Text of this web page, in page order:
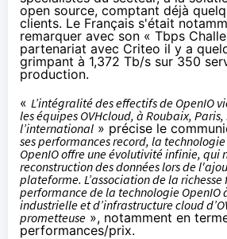
open source, comptant déjà
clients. Le Français s'était
remarquer avec son « Tbps
partenariat avec Criteo il y a
grimpant à 1,372 Tb/s sur 350
production.
« L’intégralité des effectifs de OpenIO
les équipes OVHcloud, à Roubaix,
l’international » précise le
ses performances record, la
OpenIO offre une évolutivité infinie, qui
reconstruction des données lors de
plateforme. L’association de la
performance de la technologie OpenIO
industrielle et d’infrastructure cloud
prometteuse », notamment en
performances/prix.